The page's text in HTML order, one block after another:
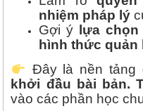
nhiệm pháp lý
Gợi ý lựa chọn
hình thức quản
Đây là nền tảng
khởi đầu bài bản.
vào các phần học